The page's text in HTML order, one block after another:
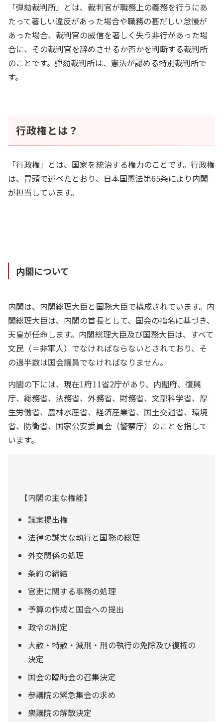
「弾劾裁判所」とは、裁判官が職務上の義務を行うにあ
たって著しい違反があった場合や職務の甚だしい怠慢が
あった場合、裁判官の威信を著しく失う非行があった場
合に、その裁判官を辞めさせるか否かを判断する裁判所
のことです。弾劾裁判所は、憲法が認める特別裁判所で
す。
行政権とは？
「行政権」とは、国家を統治する権力のことです。行政権
は、冒頭で述べたとおり、日本国憲法第65条により内閣
が担当しています。
内閣について
内閣は、内閣総理大臣と国務大臣で構成されています。内
閣総理大臣は、内閣の首長として、国会の指名に基づき、
天皇が任命します。内閣総理大臣及び国務大臣は、すべて
文民（＝非軍人）でなければならないとされており、そ
の過半数は国会議員でなければなりません。
内閣の下には、現在1府11省2庁があり、内閣府、復興
庁、総務省、法務省、外務省、財務省、文部科学省、厚
生労働省、農林水産省、経済産業省、国土交通省、環境
省、防衛省、国家公安委員会（警察庁）のことを指して
います。
【内閣の主な権能】
議案提出権
法律の誠実な執行と国務の総理
外交関係の処理
条約の締結
官吏に関する事務の処理
予算の作成と国会への提出
政令の制定
大赦・特赦・減刑・刑の執行の免除及び復権の
決定
国会の臨時会の召集決定
参議院の緊急集会の求め
衆議院の解散決定